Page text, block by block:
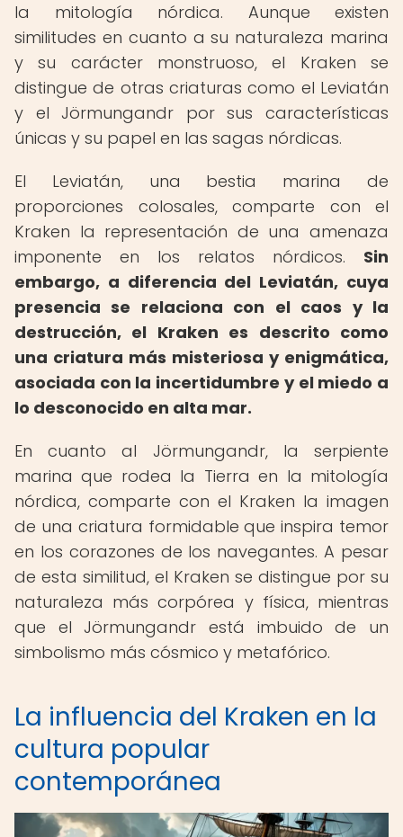
la mitología nórdica. Aunque existen
similitudes en cuanto a su naturaleza marina
y su carácter monstruoso, el Kraken se
distingue de otras criaturas como el Leviatán
y el Jörmungandr por sus características
únicas y su papel en las sagas nórdicas.
El Leviatán, una bestia marina de
proporciones colosales, comparte con el
Kraken la representación de una amenaza
imponente en los relatos nórdicos. Sin
embargo, a diferencia del Leviatán, cuya
presencia se relaciona con el caos y la
destrucción, el Kraken es descrito como
una criatura más misteriosa y enigmática,
asociada con la incertidumbre y el miedo a
lo desconocido en alta mar.
En cuanto al Jörmungandr, la serpiente
marina que rodea la Tierra en la mitología
nórdica, comparte con el Kraken la imagen
de una criatura formidable que inspira temor
en los corazones de los navegantes. A pesar
de esta similitud, el Kraken se distingue por su
naturaleza más corpórea y física, mientras
que el Jörmungandr está imbuido de un
simbolismo más cósmico y metafórico.
La influencia del Kraken en la
cultura popular
contemporánea